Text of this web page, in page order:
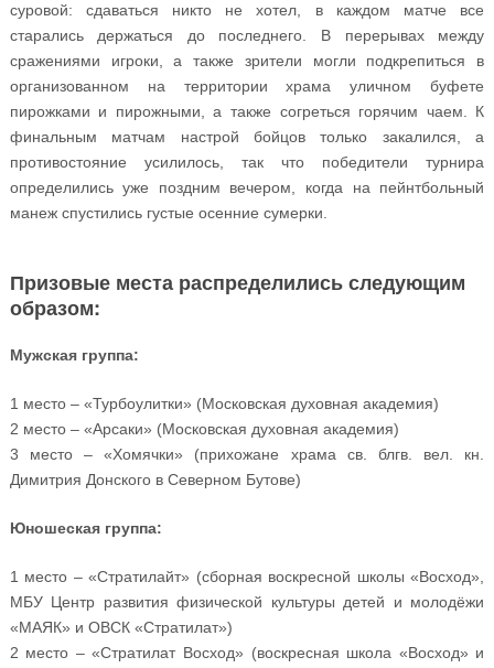
суровой: сдаваться никто не хотел, в каждом матче все
старались держаться до последнего. В перерывах между
сражениями игроки, а также зрители могли подкрепиться в
организованном на территории храма уличном буфете
пирожками и пирожными, а также согреться горячим чаем. К
финальным матчам настрой бойцов только закалился, а
противостояние усилилось, так что победители турнира
определились уже поздним вечером, когда на пейнтбольный
манеж спустились густые осенние сумерки.
Призовые места распределились следующим
образом:
Мужская группа:
1 место – «Турбоулитки» (Московская духовная академия)
2 место – «Арсаки» (Московская духовная академия)
3 место – «Хомячки» (прихожане храма св. блгв. вел. кн.
Димитрия Донского в Северном Бутове)
Юношеская группа:
1 место – «Стратилайт» (сборная воскресной школы «Восход»,
МБУ Центр развития физической культуры детей и молодёжи
«МАЯК» и ОВСК «Стратилат»)
2 место – «Стратилат Восход» (воскресная школа «Восход» и